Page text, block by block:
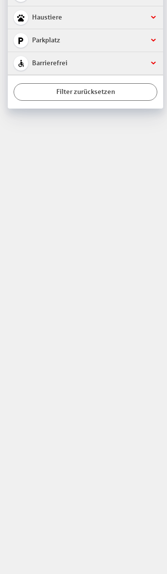
Haustiere
Parkplatz
Barrierefrei
Filter zurücksetzen